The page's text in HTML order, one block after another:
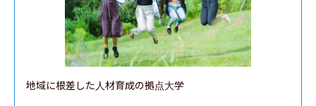
地域に根差した人材育成の拠点大学